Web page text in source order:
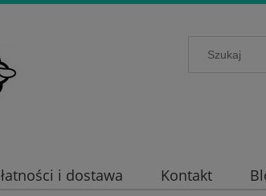
i dostawa Kontakt